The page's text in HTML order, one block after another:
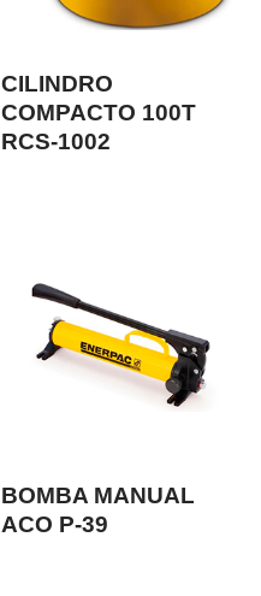
CILINDRO
COMPACTO 100T
RCS-1002
BOMBA MANUAL
ACO P-39